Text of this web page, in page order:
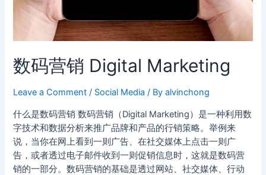
数码营销 Digital Marketing
Leave a Comment / Social Media / Byalvinchong
什么是数码营销 数码营销（Digital Marketing）是一种利用数
字技术和数据分析来推广品牌和产品的行销策略。举例来
说，当你在网上看到一则广告、在社交媒体上点击一则广
告，或者透过电子邮件收到一则促销信息时，这就是数码营
销的一部分。数码营销的基础是透过网站、社交媒体、行动